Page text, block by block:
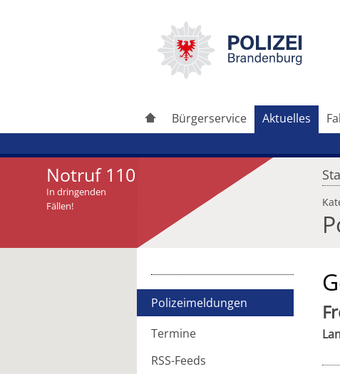
Bürgerservice Aktuelles
Notruf 110
In dringenden
Fällen!
Polizeimeldungen
Termine
RSS-Feeds
Artikel weiterleiten